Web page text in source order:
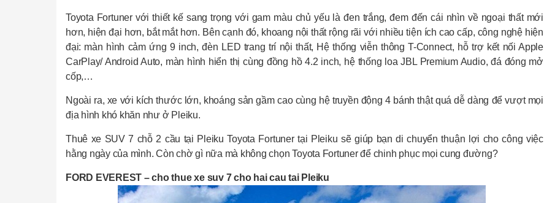
Toyota Fortuner với thiết kế sang trọng với gam màu chủ yếu là đen trắng, đem đến cái nhìn về ngoại thất mới
hơn, hiện đại hơn, bắt mắt hơn. Bên cạnh đó, khoang nội thất rộng rãi với nhiều tiện ích cao cấp, công nghệ hiện
đại: màn hình cảm ứng 9 inch, đèn LED trang trí nội thất, Hệ thống viễn thông T-Connect, hỗ trợ kết nối Apple
CarPlay/ Android Auto, màn hình hiển thị cùng đồng hồ 4.2 inch, hệ thống loa JBL Premium Audio, đá đóng mở
cốp,…
Ngoài ra, xe với kích thước lớn, khoáng sản gầm cao cùng hệ truyền động 4 bánh thật quá dễ dàng để vượt mọi
địa hình khó khăn như ở Pleiku.
Thuê xe SUV 7 chỗ 2 cầu tại Pleiku Toyota Fortuner tại Pleiku sẽ giúp bạn di chuyển thuận lợi cho công việc
hằng ngày của mình. Còn chờ gì nữa mà không chọn Toyota Fortuner để chinh phục mọi cung đường?
FORD EVEREST – cho thue xe suv 7 cho hai cau tai Pleiku